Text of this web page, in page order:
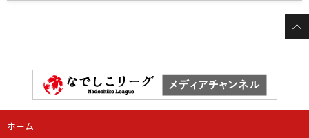
ホーム